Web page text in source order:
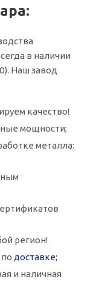
в наличии
Наш завод
качество!
мощности;
металла:
регион!
доставке;
и наличная